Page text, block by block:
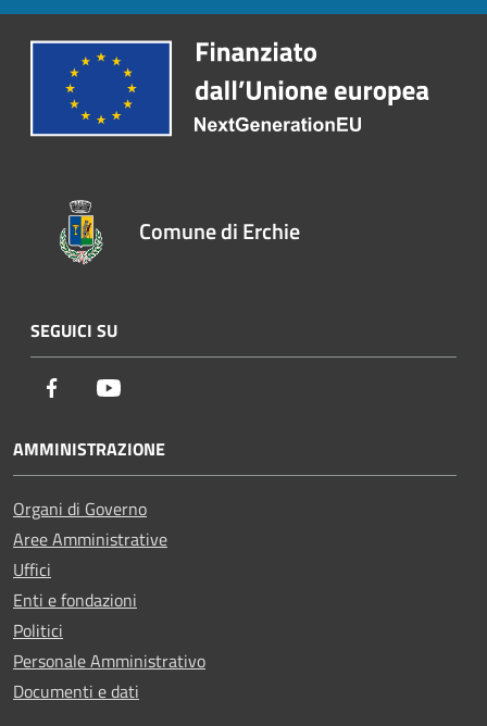
Comune di Erchie
SEGUICI SU
Facebook
AMMINISTRAZIONE
Organi di Governo
Aree Amministrative
Uffici
Enti e fondazioni
Politici
Personale Amministrativo
Documenti e dati